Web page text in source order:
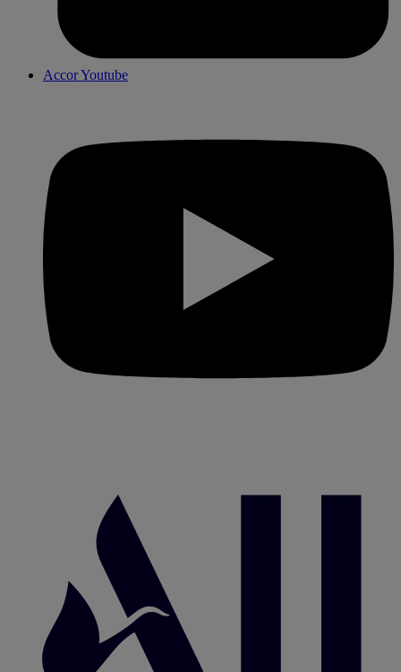
Accor Youtube